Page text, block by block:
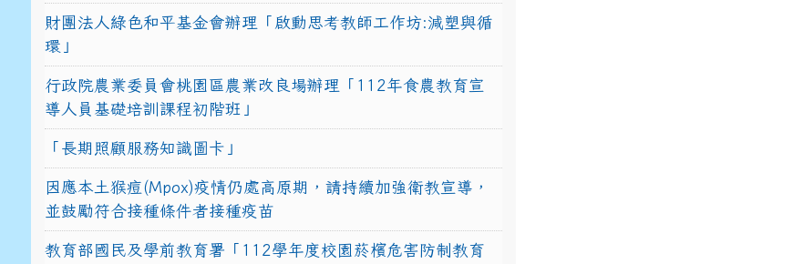
財團法人綠色和平基金會辦理「啟動思考教師工作坊:減塑與循
環」
行政院農業委員會桃園區農業改良場辦理「112年食農教育宣
導人員基礎培訓課程初階班」
「長期照顧服務知識圖卡」
因應本土猴痘(Mpox)疫情仍處高原期，請持續加強衛教宣導，
並鼓勵符合接種條件者接種疫苗
教育部國民及學前教育署「112學年度校園菸檳危害防制教育